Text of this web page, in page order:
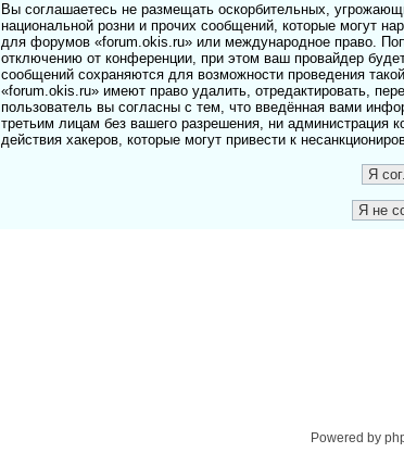
Вы соглашаетесь не размещать оскорбительных,
национальной розни и прочих сообщений, которые могут
для форумов «forum.okis.ru» или международное право.
отключению от конференции, при этом ваш провайдер
сообщений сохраняются для возможности проведения
«forum.okis.ru» имеют право удалить, отредактировать,
пользователь вы согласны с тем, что введённая вами
третьим лицам без вашего разрешения, ни администрация
действия хакеров, которые могут привести к
Powered by